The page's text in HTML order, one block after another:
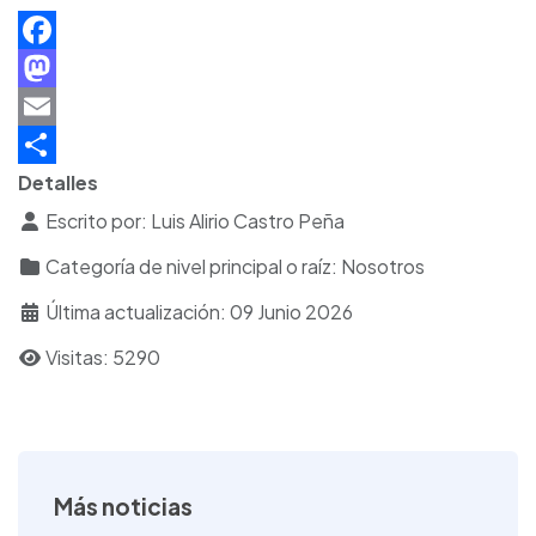
Más noticias
F
a
c
e
b
o
o
M
a
s
t
o
d
n
E
m
a
i
S
h
a
Detalles
Escrito por: Luis Alirio Castro Peña
Categoría de nivel principal o raíz: Nosotros
Última actualización: 09 Junio 2026
Visitas: 5290